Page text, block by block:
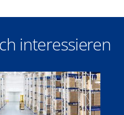
interessieren